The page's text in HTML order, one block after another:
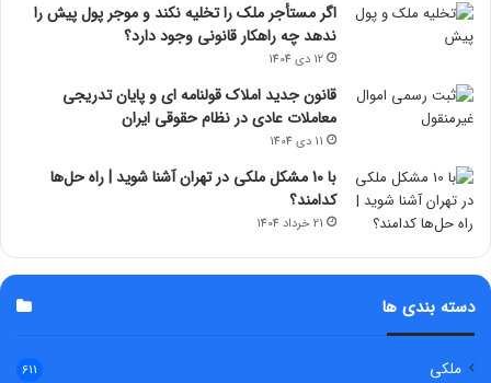
اگر مستأجر ملک را تخلیه نکند و موجر پول پیش را
ندهد چه راهکار قانونی وجود دارد؟
12 دی 1404
قانون جدید املاک قولنامه ای و پایان تدریجی
معاملات عادی در نظام حقوقی ایران
11 دی 1404
با 10 مشکل ملکی در تهران آشنا شوید | راه حل‌ها
کدامند؟
21 خرداد 1404
دسته بندی ها
ملکی 611